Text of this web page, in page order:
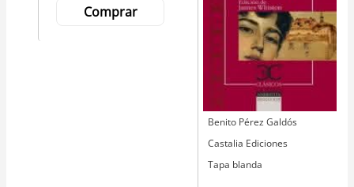
Comprar
Autor
Benito Pérez Galdós
Editorial
Castalia Ediciones
Tapa blanda